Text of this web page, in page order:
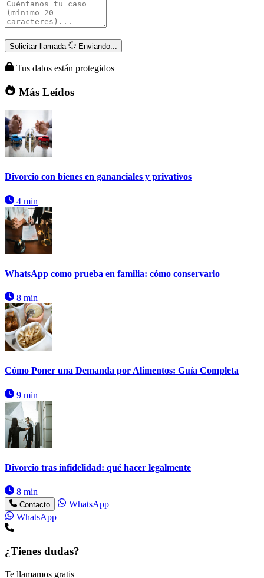
Solicitar llamada Enviando...
Tus datos están protegidos
Más Leídos
Divorcio con bienes en gananciales y privativos
4 min
WhatsApp como prueba en familia: cómo conservarlo
8 min
Cómo Poner una Demanda por Alimentos: Guía Completa
9 min
Divorcio tras infidelidad: qué hacer legalmente
8 min
Contacto
WhatsApp
WhatsApp
¿Tienes dudas?
Te llamamos gratis